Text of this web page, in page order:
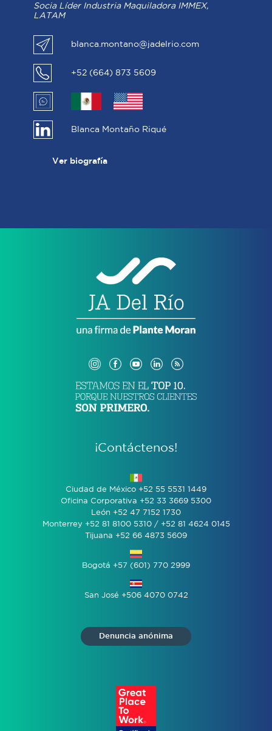
Socia Líder Industria Maquiladora IMMEX,
LATAM
blanca.montano@jadelrio.com
+52 (664) 873 5609
Blanca Montaño Riqué
Ver biografía
¡Contáctenos!
Ciudad de México +52 55 5531 1449
Oficina Corporativa +52 33 3669 5300
León +52 47 7152 1730
Monterrey +52 81 8100 5310 / +52 81 4624 0145
Tijuana +52 66 4873 5609
Bogotá +57 (601) 770 2999
San José +506 4070 0742
Denuncia anónima